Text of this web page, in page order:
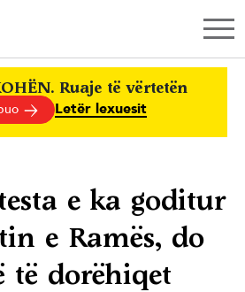
Ruaje të vërtetën
Letër lexuesit
e ka goditur
e Ramës, do
të dorëhiqet